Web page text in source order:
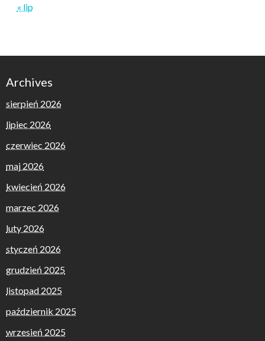
« lip
Archives
sierpień 2026
lipiec 2026
czerwiec 2026
maj 2026
kwiecień 2026
marzec 2026
luty 2026
styczeń 2026
grudzień 2025
listopad 2025
październik 2025
wrzesień 2025